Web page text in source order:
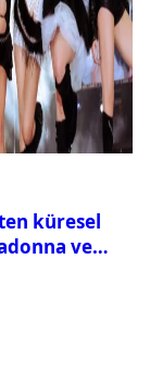
küresel
ve